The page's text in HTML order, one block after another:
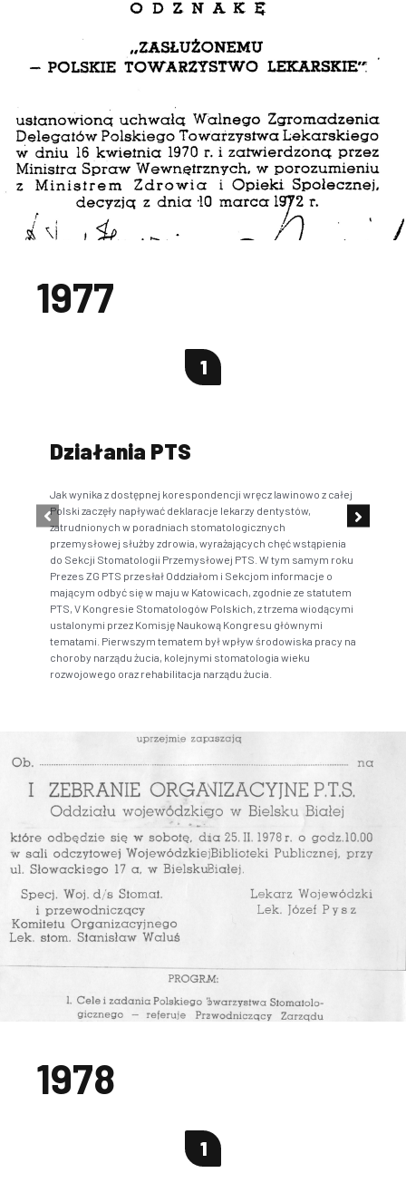
1977
1
Działania PTS
Jak wynika z dostępnej korespondencji wręcz lawinowo z całej
Polski zaczęły napływać deklaracje lekarzy dentystów,
zatrudnionych w poradniach stomatologicznych
przemysłowej służby zdrowia, wyrażających chęć wstąpienia
do Sekcji Stomatologii Przemysłowej PTS. W tym samym roku
Prezes ZG PTS przesłał Oddziałom i Sekcjom informacje o
mającym odbyć się w maju w Katowicach, zgodnie ze statutem
PTS, V Kongresie Stomatologów Polskich, z trzema wiodącymi
ustalonymi przez Komisję Naukową Kongresu głównymi
tematami. Pierwszym tematem był wpływ środowiska pracy na
choroby narządu żucia, kolejnymi stomatologia wieku
rozwojowego oraz rehabilitacja narządu żucia.
1978
1